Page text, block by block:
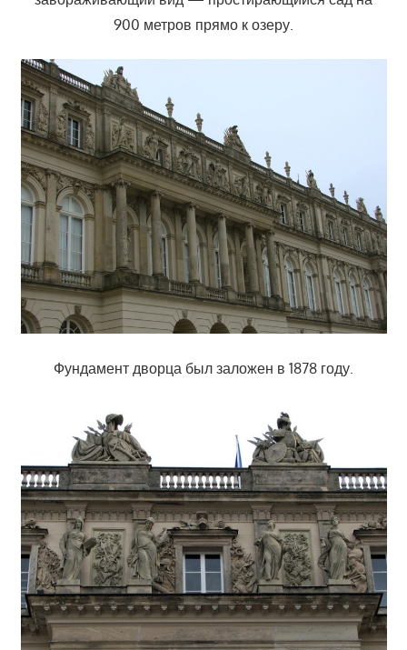
900 метров прямо к озеру.
Фундамент дворца был заложен в 1878 году.